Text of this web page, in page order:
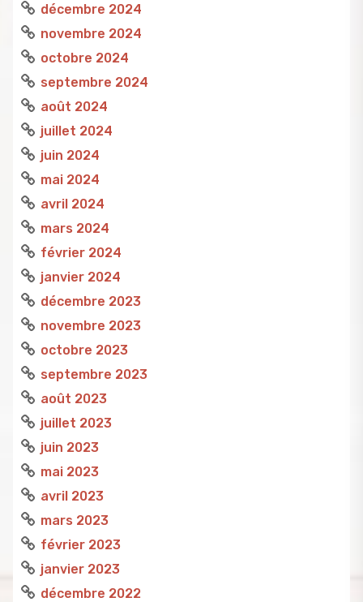
décembre 2024
novembre 2024
octobre 2024
septembre 2024
août 2024
juillet 2024
juin 2024
mai 2024
avril 2024
mars 2024
février 2024
janvier 2024
décembre 2023
novembre 2023
octobre 2023
septembre 2023
août 2023
juillet 2023
juin 2023
mai 2023
avril 2023
mars 2023
février 2023
janvier 2023
décembre 2022